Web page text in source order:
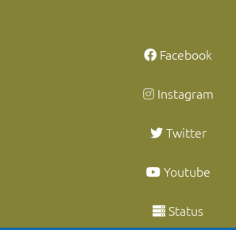
Facebook
Instagram
Twitter
Youtube
Status